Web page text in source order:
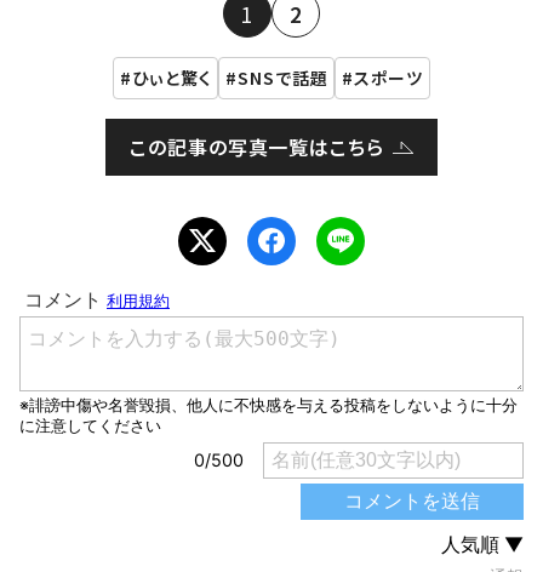
1 2
ひぃと驚く SNSで話題 スポーツ
この記事の写真一覧はこちら